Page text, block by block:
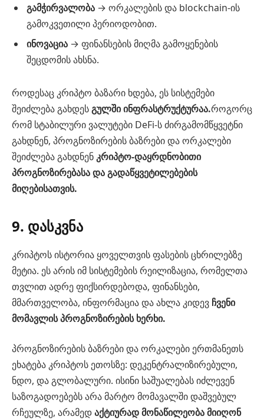
გამჭირვალობა → ორკალების და blockchain-ის
გამოკვეთილი პერიოდობით.
ინოვაცია → ფინანსების მიღმა გამოყენების
შეცდომის ახსნა.
როდესაც კრიპტო ბაზარი ხდება, ეს სისტემები
შეიძლება გახდესგულში ინფრასტრუქტურაა.როგორც
რომ სტაბილური ვალუტები DeFi-ს ძირგამომწყვეტნი
გახდნენ, პროგნოზირების ბაზრები და ორკალები
შეიძლება გახდნენკრიპტო-დაყრდნობითი
პროგნოზირებასა და გადაწყვეტილებების
მიღებისათვის.
9. დასკვნა
კრიპტოს ისტორია ყოველთვის ფასების ცხრილებზე
მეტია. ეს არის იმ სისტემების რეილიზაცია, რომელთა
თვლით ადრე ფიქსირდებოდა, ფინანსები,
მმართველობა, ინფორმაცია და ახლა კიდევ ჩვენი
მომავლის პროგნოზირების ხერხი.
პროგნოზირების ბაზრები და ორკალები ერთმანეთს
ეხატება კრიპტოს ეთოსზე: დეკენტრალიზირებული,
ნდო, და გლობალური. ისინი საშუალებას იძლევენ
საზოგადოებებს არა მარტო მომავალში დაშვებულ
რჩეულზე, არამედაქტიურად მონაწილეობა მიიღონ